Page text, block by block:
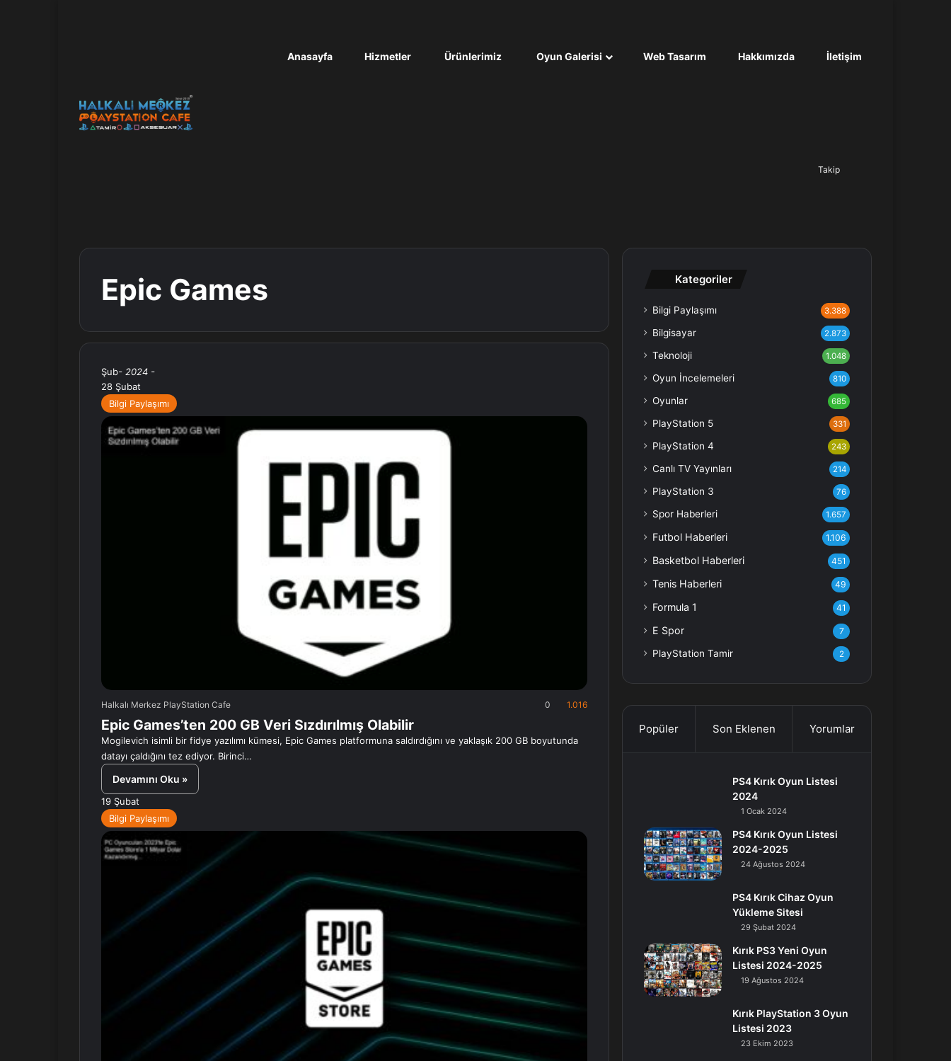
Anasayfa Hizmetler Ürünlerimiz Oyun Galerisi Web Tasarım Hakkımızda İletişim
Takip
Epic Games
Şub- 2024 -
28 Şubat
Bilgi Paylaşımı
Halkalı Merkez PlayStation Cafe 0 1.016
Epic Games’ten 200 GB Veri Sızdırılmış Olabilir
Mogilevich isimli bir fidye yazılımı kümesi, Epic Games platformuna saldırdığını ve yaklaşık 200 GB boyutunda
datayı çaldığını tez ediyor. Birinci…
Devamını Oku »
19 Şubat
Bilgi Paylaşımı
Kategoriler
Bilgi Paylaşımı 3.388
Bilgisayar 2.873
Teknoloji 1.048
Oyun İncelemeleri 810
Oyunlar 685
PlayStation 5 331
PlayStation 4 243
Canlı TV Yayınları 214
PlayStation 3 76
Spor Haberleri 1.657
Futbol Haberleri 1.106
Basketbol Haberleri 451
Tenis Haberleri 49
Formula 1 41
E Spor 7
PlayStation Tamir 2
Popüler Son Eklenen Yorumlar
PS4 Kırık Oyun Listesi
2024
1 Ocak 2024
PS4 Kırık Oyun Listesi
2024-2025
24 Ağustos 2024
PS4 Kırık Cihaz Oyun
Yükleme Sitesi
29 Şubat 2024
Kırık PS3 Yeni Oyun
Listesi 2024-2025
19 Ağustos 2024
Kırık PlayStation 3 Oyun
Listesi 2023
23 Ekim 2023